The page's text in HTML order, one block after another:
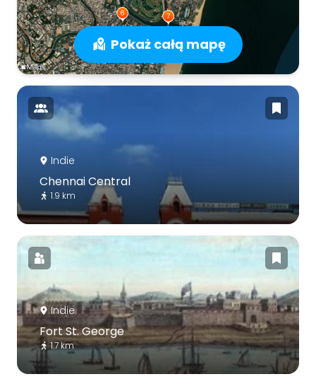
Pokaż całą mapę
Indie
Chennai Central
1.9 km
Indie
Fort St. George
1.7 km